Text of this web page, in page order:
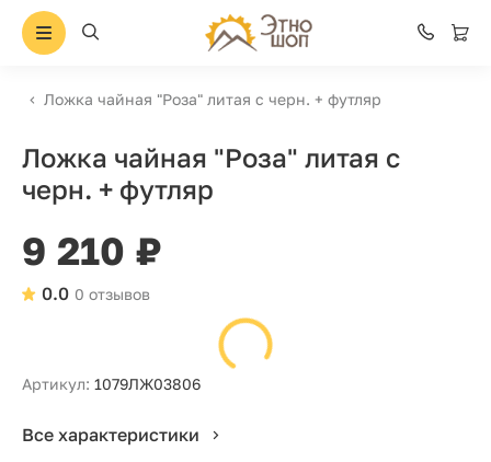
Ложка чайная "Роза" литая с черн. + футляр
Ложка чайная "Роза" литая с
черн. + футляр
9 210 ₽
0 отзывов
0.0
Артикул: 1079ЛЖ03806
Все характеристики